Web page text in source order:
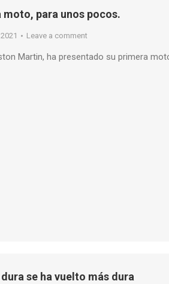
moto, para unos pocos.
Leave a comment
Martin, ha presentado su primera
se ha vuelto más dura